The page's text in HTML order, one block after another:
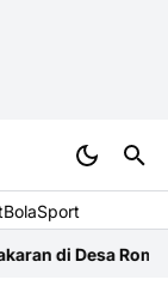
BolaSport
Rompegading